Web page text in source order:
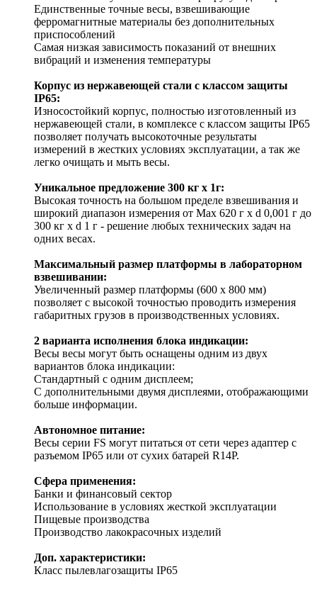
Единственные точные весы, взвешивающие
ферромагнитные материалы без дополнительных
приспособлений
Самая низкая зависимость показаний от внешних
вибраций и изменения температуры
Корпус из нержавеющей стали с классом защиты
IP65:
Износостойкий корпус, полностью изготовленный из
нержавеющей стали, в комплексе с классом защиты IP65
позволяет получать высокоточные результаты
измерений в жестких условиях эксплуатации, а так же
легко очищать и мыть весы.
Уникальное предложение 300 кг х 1г:
Высокая точность на большом пределе взвешивания и
широкий диапазон измерения от Max 620 г х d 0,001 г до
300 кг х d 1 г - решение любых технических задач на
одних весах.
Максимальный размер платформы в лабораторном
взвешивании:
Увеличенный размер платформы (600 х 800 мм)
позволяет с высокой точностью проводить измерения
габаритных грузов в производственных условиях.
2 варианта исполнения блока индикации:
Весы весы могут быть оснащены одним из двух
вариантов блока индикации:
Стандартный с одним дисплеем;
С дополнительными двумя дисплеями, отображающими
больше информации.
Автономное питание:
Весы серии FS могут питаться от сети через адаптер с
разъемом IP65 или от сухих батарей R14P.
Сфера применения:
Банки и финансовый сектор
Использование в условиях жесткой эксплуатации
Пищевые производства
Производство лакокрасочных изделий
Доп. характеристики:
Класс пылевлагозащиты IP65